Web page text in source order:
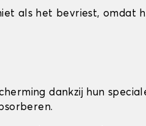
als het bevriest, omdat
dankzij hun